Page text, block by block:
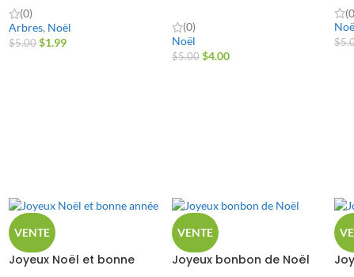
(0)
Arbres, Noël
$5.00 $1.99
(0)
Noël
$5.00 $4.00
$
VENTE
Joyeux Noël et bonne
VENTE
Joyeux bonbon de Noël